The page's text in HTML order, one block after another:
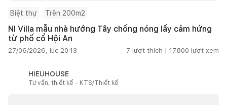
Biệt thự Trên 200m2
NI Villa mẫu nhà hướng Tây chống nóng lấy cảm hứng
từ phố cổ Hội An
27/06/2026, lúc 20:13 7 lượt thích | 17.800 lượt xem
HIEUHOUSE
Tư vấn, thiết kế - KTS/Thiết kế